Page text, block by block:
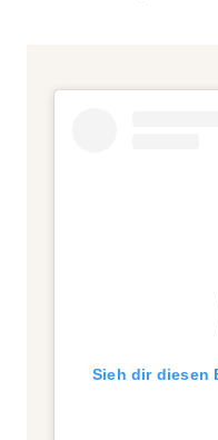
Sieh dir diesen